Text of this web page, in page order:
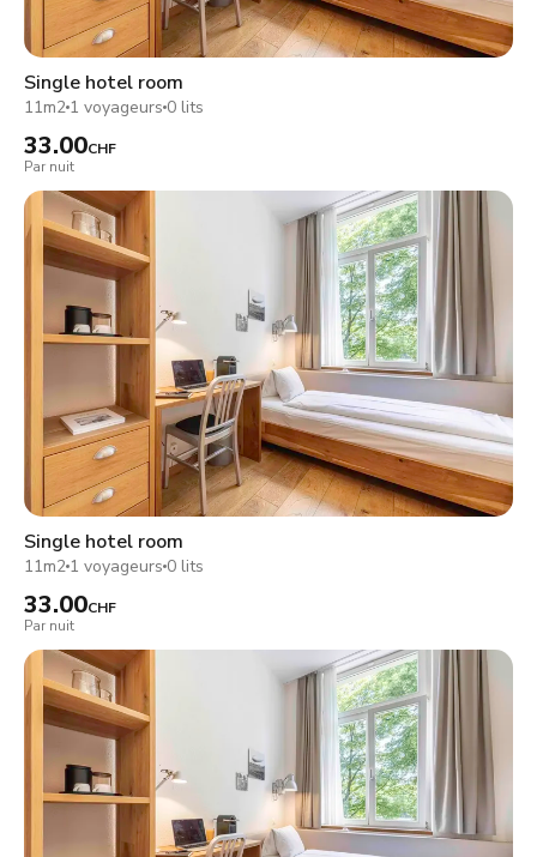
Single hotel room
11m2 1 voyageurs 0 lits
33.00CHF
Par nuit
Single hotel room
11m2 1 voyageurs 0 lits
33.00CHF
Par nuit